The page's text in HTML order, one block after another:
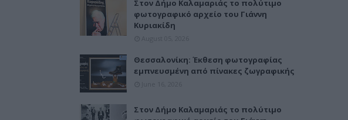
Στον Δήμο Καλαμαριάς το πολύτιμο
φωτογραφικό αρχείο του Γιάννη
Κυριακίδη
Θεσσαλονίκη: Έκθεση φωτογραφίας
εμπνευσμένη από πίνακες ζωγραφικής
Στον Δήμο Καλαμαριάς το πολύτιμο